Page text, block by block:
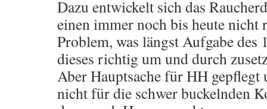
Dazu entwickelt sich das
einen immer noch bis heute nicht
Problem, was längst Aufgabe des
dieses richtig um und durch
Aber Hauptsache für HH gepflegt
nicht für die schwer buckelnden